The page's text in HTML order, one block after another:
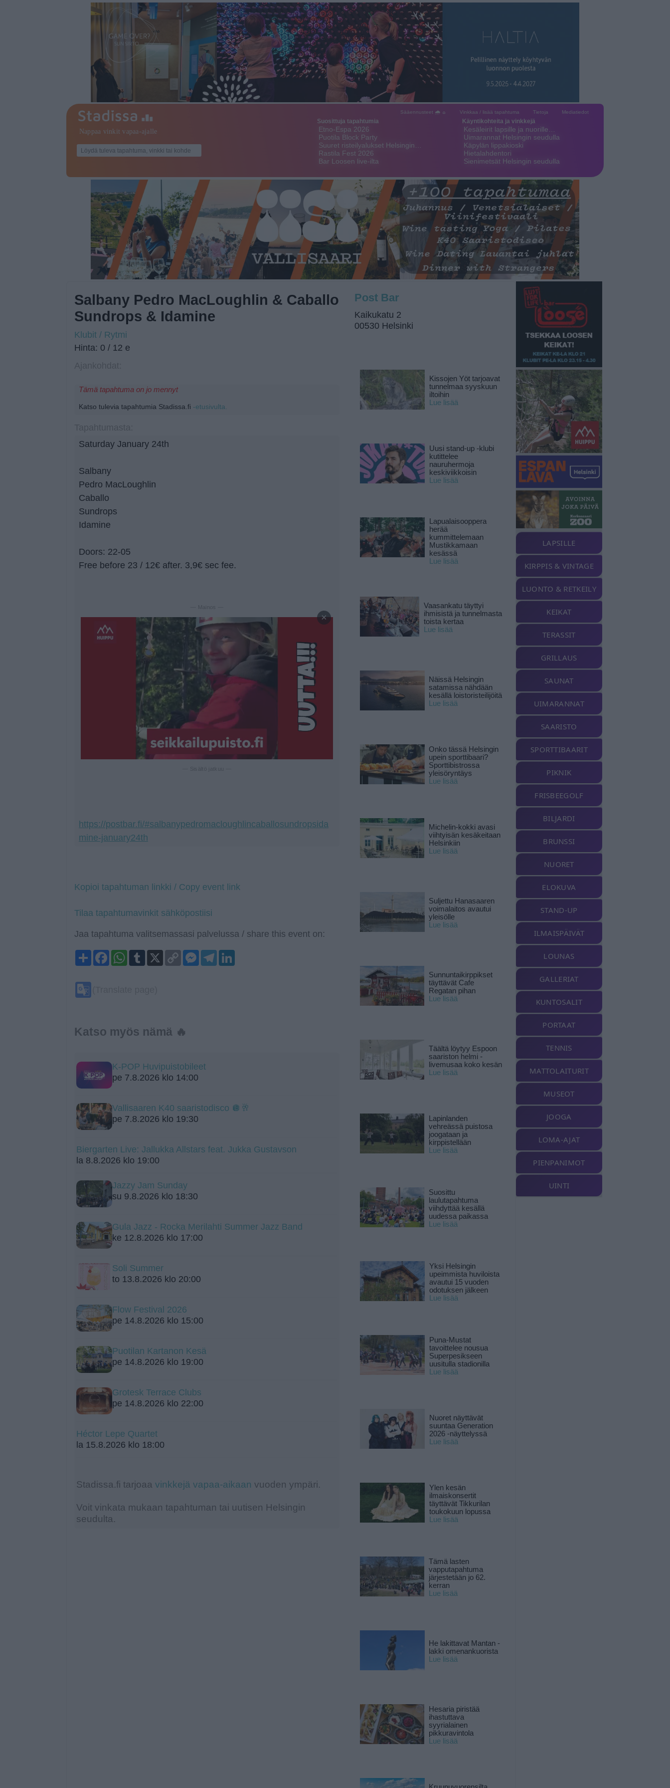
Sääennusteet 🌧 ☼ Vinkkaa / lisää tapahtuma Tietoja Mediatiedot
Suosittuja tapahtumia
Etno-Espa 2026
Puotila Block Party
Suuret risteilyalukset Helsingin…
Rastila Fest 2026
Bar Loosen live-ilta
Käyntikohteita ja vinkkejä
Kesäleirit lapsille ja nuorille…
Uimarannat Helsingin seudulla
Käpylän lippakioski
Hietalahdentori
Sienimetsät Helsingin seudulla
Salbany Pedro MacLoughlin & Caballo
Sundrops & Idamine
Klubit / Rytmi
Hinta: 0 / 12 e
Tämä tapahtuma on jo mennyt
Katso tulevia tapahtumia Stadissa.fi -etusivulta.
Saturday January 24th
Salbany
Pedro MacLoughlin
Caballo
Sundrops
Idamine
Doors: 22-05
Free before 23 / 12€ after. 3,9€ sec fee.
— Mainos —
×
https://postbar.fi/#salbanypedromacloughlincaballosundropsida
mine-january24th
Kopioi tapahtuman linkki / Copy event link
Tilaa tapahtumavinkit sähköpostiisi
Jaa tapahtuma valitsemassasi palvelussa / share this event on:
ShareFacebookWhatsApp
Tumblr
X
Copy
Link
Messenger
Telegram
Katso myös nämä 🔥
K-POP Huvipuistobileet
pe 7.8.2026 klo 14:00
Vallisaaren K40 saaristodisco 🪩🥂
pe 7.8.2026 klo 19:30
Biergarten Live: Jallukka Allstars feat. Jukka Gustavson
la 8.8.2026 klo 19:00
Jazzy Jam Sunday
su 9.8.2026 klo 18:30
Gula Jazz - Rocka Merilahti Summer Jazz Band
ke 12.8.2026 klo 17:00
Soli Summer
to 13.8.2026 klo 20:00
Flow Festival 2026
pe 14.8.2026 klo 15:00
Puotilan Kartanon Kesä
pe 14.8.2026 klo 19:00
Grotesk Terrace Clubs
pe 14.8.2026 klo 22:00
Héctor Lepe Quartet
la 15.8.2026 klo 18:00
Stadissa.fi tarjoaa vinkkejä vapaa-aikaan vuoden ympäri.
Voit vinkata mukaan tapahtuman tai uutisen Helsingin
seudulta.
Post Bar
Kaikukatu 2
00530 Helsinki
Kissojen Yöt tarjoavat
tunnelmaa syyskuun
iltoihin
Lue lisää
Uusi stand-up -klubi
kutittelee
nauruhermoja
keskiviikkoisin
Lue lisää
Lapualaisooppera
herää
kummittelemaan
Mustikkamaan
kesässä
Lue lisää
Vaasankatu täyttyi
ihmisistä ja tunnelmasta
toista kertaa
Lue lisää
Näissä Helsingin
satamissa nähdään
kesällä loistoristeilijöitä
Lue lisää
Onko tässä Helsingin
upein sporttibaari?
Sporttibistrossa
yleisöryntäys
Lue lisää
Michelin-kokki avasi
viihtyisän kesäkeitaan
Helsinkiin
Lue lisää
Suljettu Hanasaaren
voimalaitos avautui
yleisölle
Lue lisää
Sunnuntaikirppikset
täyttävät Cafe
Regatan pihan
Lue lisää
Täältä löytyy Espoon
saariston helmi -
livemusaa koko kesän
Lue lisää
Lapinlanden
vehreässä puistosa
joogataan ja
kirppistellään
Lue lisää
Suosittu
laulutapahtuma
viihdyttää kesällä
uudessa paikassa
Lue lisää
Yksi Helsingin
upeimmista huviloista
avautui 15 vuoden
odotuksen jälkeen
Lue lisää
Puna-Mustat
tavoittelee nousua
Superpesikseen
uusitulla stadionilla
Lue lisää
Nuoret näyttävät
suuntaa Generation
2026 -näyttelyssä
Lue lisää
Ylen kesän
ilmaiskonsertit
täyttävät Tikkurilan
toukokuun lopussa
Lue lisää
Tämä lasten
vapputapahtuma
järjestetään jo 62.
kerran
Lue lisää
He lakittavat Mantan -
lakki omenankuorista
Lue lisää
Hesaria piristää
ihastuttava
syyrialainen
pikkuravintola
Lue lisää
LAPSILLE
KIRPPIS & VINTAGE
LUONTO & RETKEILY
KEIKAT
TERASSIT
GRILLAUS
SAUNAT
UIMARANNAT
SAARISTO
SPORTTIBAARIT
PIKNIK
FRISBEEGOLF
BILJARDI
BRUNSSI
NUORET
ELOKUVA
STAND-UP
ILMAISPÄIVÄT
LOUNAS
GALLERIAT
KUNTOSALIT
PORTAAT
TENNIS
MATTOLAITURIT
MUSEOT
JOOGA
LOMA-AJAT
PIENPANIMOT
UINTI